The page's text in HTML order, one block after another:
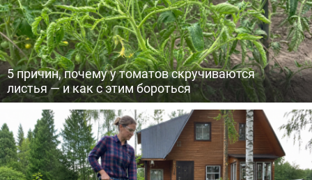
5 причин, почему у томатов скручиваются
листья — и как с этим бороться